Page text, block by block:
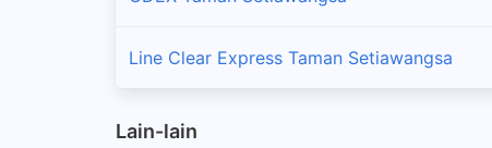
Line Clear Express Taman Setiawangsa
Lain-lain